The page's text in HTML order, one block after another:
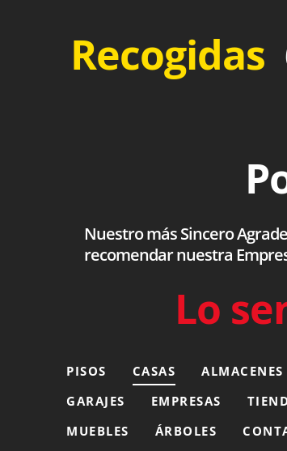
Recogidas
Nuestro más Sincero
recomendar nuestra
Lo
PISOS CASAS ALMACENES
GARAJES
EMPRESAS
MUEBLES
ÁRBOLES